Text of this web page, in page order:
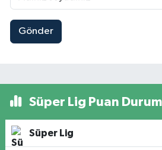
Gönder
Süper Lig Puan
Süper Lig